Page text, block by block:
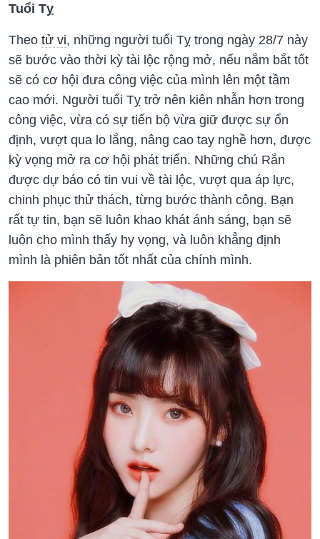
Tuổi Tỵ
Theo tử vi, những người tuổi Tỵ trong ngày 28/7 này
sẽ bước vào thời kỳ tài lộc rộng mở, nếu nắm bắt tốt
sẽ có cơ hội đưa công việc của mình lên một tầm
cao mới. Người tuổi Tỵ trở nên kiên nhẫn hơn trong
công việc, vừa có sự tiến bộ vừa giữ được sự ổn
định, vượt qua lo lắng, nâng cao tay nghề hơn, được
kỳ vọng mở ra cơ hội phát triển. Những chú Rắn
được dự báo có tin vui về tài lộc, vượt qua áp lực,
chinh phục thử thách, từng bước thành công. Bạn
rất tự tin, bạn sẽ luôn khao khát ánh sáng, bạn sẽ
luôn cho mình thấy hy vọng, và luôn khẳng định
mình là phiên bản tốt nhất của chính mình.